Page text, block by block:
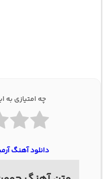
چه امتیازی
دانلود آهنگ